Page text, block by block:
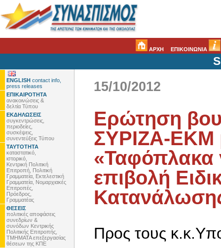
ΑΡΧΗ ΕΠΙΚΟΙΝΩΝΙΑ
ENGLISH contact info,
press releases
ΕΠΙΚΑΙΡΟΤΗΤΑ
ανακοινώσεις &
δελτία Τύπου
ΕΚΔΗΛΩΣΕΙΣ
συγκεντρώσεις,
περιοδείες,
συσκέψεις,
συνεντεύξεις Τύπου
ΤΑΥΤΟΤΗΤΑ
καταστατικό,
ιστορικό,
Κεντρική Πολιτική
Επιτροπή, Πολιτική
Γραμματεία, Εκτελεστική
Γραμματεία, Νομαρχιακές
Επιτροπές,
Πρόεδρος,
Γραμματέας
ΘΕΣΕΙΣ
πολιτικές αποφάσεις
συνεδρίων &
συνόδων Κεντρικής
Πολιτικής Επιτροπής,
ΤΜΗΜΑΤΑ επεξεργασίας
θέσεων της ΚΠΕ
15/10/2012
Ερώτηση
ΣΥΡΙΖΑ-ΕΚΜ
«Ταφόπλακα
επιβολή
Προς τους